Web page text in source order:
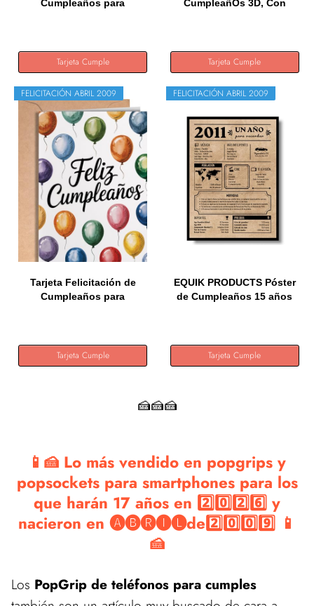
Cumpleaños para
Tarjeta Cumple
CumpleañOs 3D, Con
Tarjeta Cumple
FELICITACIÓN ABRIL 2009
Tarjeta Felicitación de
Cumpleaños para
Tarjeta Cumple
FELICITACIÓN ABRIL 2009
EQUIK PRODUCTS Póster
de Cumpleaños 15 años
Tarjeta Cumple
🍰🍰🍰
📱🍰 Lo más vendido en popgrips y
popsockets para smartphones para los
que harán 17 años en 2️⃣0️⃣2️⃣6️⃣ y
nacieron en 🅐🅑🅡🅘🅛de2️⃣0️⃣0️⃣9️⃣ 📱
🍰
Los PopGrip de teléfonos para cumples